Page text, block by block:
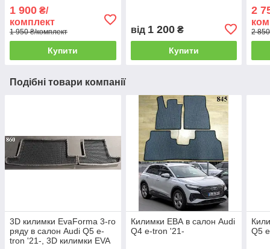
1 900 ₴/
комплект
1 950 ₴/комплект
Купити
від 1 200₴
Купити
2
2
Подібні товари компанії
3D килимки EvaForma 3-го
ряду в салон Audi Q5 e-
tron '21-, 3D килимки EVA
Килимки ЕВА в салон Audi
Q4 e-tron '21-
Q5